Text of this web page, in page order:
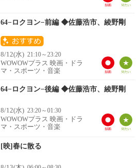
64−ロクヨン−前編 ◆佐藤浩市、綾野剛
8/12(水) 21:10～23:20
WOWOWプラス 映画・ドラ
マ・スポーツ・音楽
64−ロクヨン−後編 ◆佐藤浩市、綾野剛
8/12(水) 23:20～01:30
WOWOWプラス 映画・ドラ
マ・スポーツ・音楽
[映]春に散る